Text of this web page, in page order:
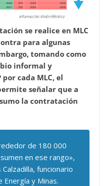
se realice en MLC
para algunas
tomando como
informal y
cada MLC, el
señalar que a
la contratación
de 180 000
en ese rango»,
funcionario
y Minas.